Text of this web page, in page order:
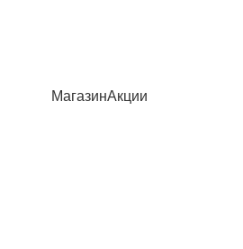
МагазинАкции